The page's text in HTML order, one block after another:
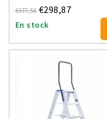
€377,56 €298,87
En stock